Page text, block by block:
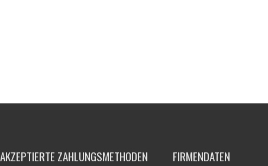
AKZEPTIERTE ZAHLUNGSMETHODEN FIRMENDATEN